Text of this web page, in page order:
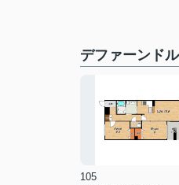
デファーンド
105